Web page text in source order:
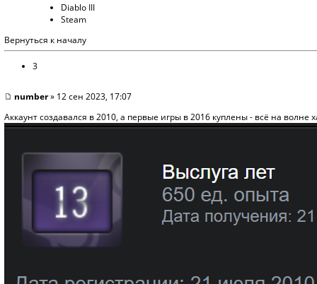
Diablo III
Steam
Вернуться к началу
3
number» 12 сен 2023, 17:07
Аккаунт создавался в 2010, а первые игры в 2016 куплены - всё на волне